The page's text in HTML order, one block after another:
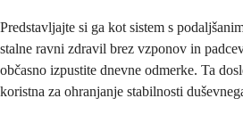
Predstavljajte si ga kot sistem s
stalne ravni zdravil brez vzponov in
občasno izpustite dnevne odmerke. Ta
koristna za ohranjanje stabilnosti